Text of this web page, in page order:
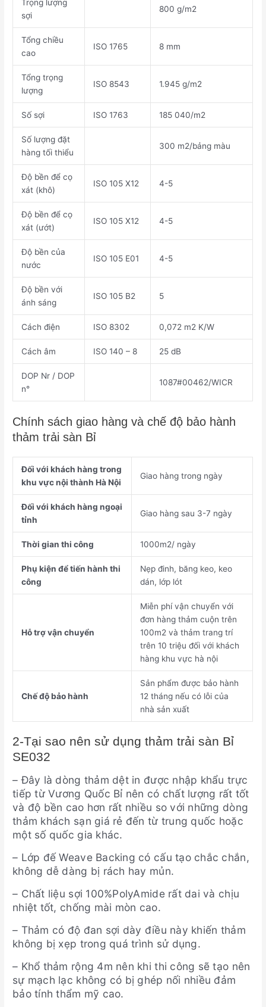
Trọng lượng
sợi
800 g/m2
Tổng chiều
cao
ISO 1765 8 mm
Tổng trọng
lượng
ISO 8543 1.945 g/m2
Số sợi ISO 1763 185 040/m2
Số lượng đặt
hàng tối thiểu
300 m2/bảng màu
Độ bền để cọ
xát (khô)
ISO 105 X12 4-5
Độ bền để cọ
xát (ướt)
ISO 105 X12 4-5
Độ bền của
nước
ISO 105 E01 4-5
Độ bền với
ánh sáng
ISO 105 B2 5
Cách điện ISO 8302 0,072 m2 K/W
Cách âm ISO 140 – 8 25 dB
DOP Nr / DOP
n°
1087#00462/WICR
Chính sách giao hàng và chế độ bảo hành
thảm trải sàn Bỉ
Đối với khách hàng trong
khu vực nội thành Hà Nội
Giao hàng trong ngày
Đối với khách hàng ngoại
tỉnh
Giao hàng sau 3-7 ngày
Thời gian thi công 1000m2/ ngày
Phụ kiện để tiến hành thi
công
Nẹp đinh, băng keo, keo
dán, lớp lót
Hỗ trợ vận chuyển
Miễn phí vận chuyển với
đơn hàng thảm cuộn trên
100m2 và thảm trang trí
trên 10 triệu đối với khách
hàng khu vực hà nội
Chế độ bảo hành
Sản phẩm được bảo hành
12 tháng nếu có lỗi của
nhà sản xuất
2-Tại sao nên sử dụng thảm trải sàn Bỉ
SE032
– Đây là dòng thảm dệt in được nhập khẩu trực
tiếp từ Vương Quốc Bỉ nên có chất lượng rất tốt
và độ bền cao hơn rất nhiều so với những dòng
thảm khách sạn giá rẻ đến từ trung quốc hoặc
một số quốc gia khác.
– Lớp đế Weave Backing có cấu tạo chắc chắn,
không dễ dàng bị rách hay mủn.
– Chất liệu sợi 100%PolyAmide rất dai và chịu
nhiệt tốt, chống mài mòn cao.
– Thảm có độ đan sợi dày điều này khiến thảm
không bị xẹp trong quá trình sử dụng.
– Khổ thảm rộng 4m nên khi thi công sẽ tạo nên
sự mạch lạc không có bị ghép nối nhiều đảm
bảo tính thẩm mỹ cao.